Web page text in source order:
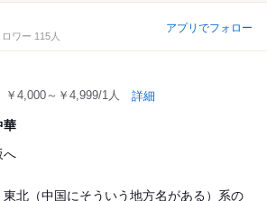
ロワー 115人
アプリでフォロー
￥4,000～￥4,999/1人 詳細
華
へ
北（中国にそういう地方名がある）系の